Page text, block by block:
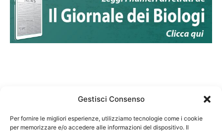
Gestisci Consenso
Per fornire le migliori esperienze, utilizziamo tecnologie come i cookie
per memorizzare e/o accedere alle informazioni del dispositivo. Il